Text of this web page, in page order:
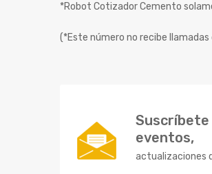
*Robot Cotizador Cemento
(*Este número no recibe llamadas
Suscríbete
eventos,
actualizaciones